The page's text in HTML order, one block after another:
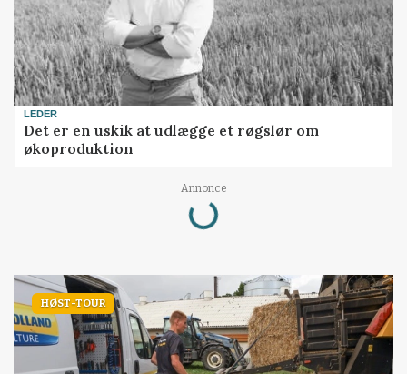
LEDER
Det er en uskik at udlægge et røgslør om
økoproduktion
Annonce
Loading...
HØST-TOUR